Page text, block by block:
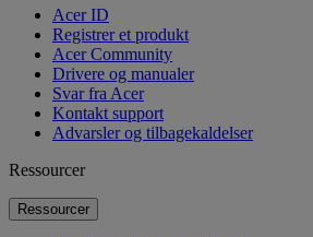
Acer ID
Registrer et produkt
Acer Community
Drivere og manualer
Svar fra Acer
Kontakt support
Advarsler og tilbagekaldelser
Ressourcer
Ressourcer